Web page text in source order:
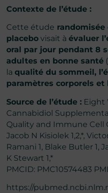
Contexte de l’étude :
Cette étude
placebo visait àévaluer
oral par jour pendant 8
adultes en bonne santé
laqualité du sommeil,
paramètres corporels
Source de l’étude : Eight
Cannabidiol
Quality and Immune Cell
Jacob N Kisiolek 1,2,*,
Ramani 1, Blake Butler 1,
K Stewart 1,*
PMCID: PMC10574483
https://